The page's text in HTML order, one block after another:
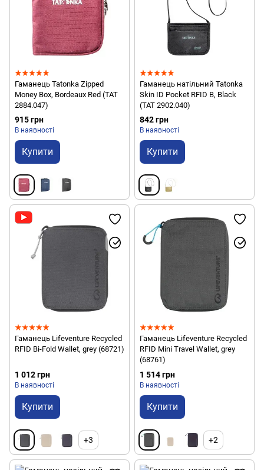
Гаманець Tatonka Zipped
Money Box, Bordeaux Red (TAT
2884.047)
915 грн
В наявності
Купити
Гаманець натільний Tatonka
Skin ID Pocket RFID B, Black
(TAT 2902.040)
842 грн
В наявності
Купити
Гаманець Lifeventure Recycled
RFID Bi-Fold Wallet, grey (68721)
1 012 грн
В наявності
Купити
+3
Гаманець Lifeventure Recycled
RFID Mini Travel Wallet, grey
(68761)
1 514 грн
В наявності
Купити
+2